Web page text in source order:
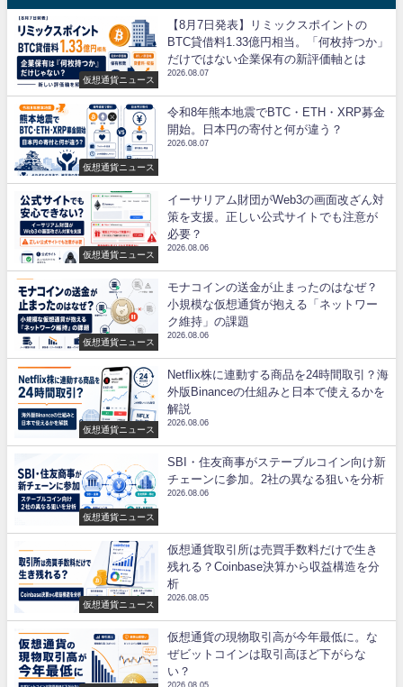
仮想通貨ニュース
【8月7日発表】リミックスポイントの
BTC貸借料1.33億円相当。「何枚持つか」
だけではない企業保有の新評価軸とは
2026.08.07
仮想通貨ニュース
令和8年熊本地震でBTC・ETH・XRP募金
開始。日本円の寄付と何が違う？
2026.08.07
仮想通貨ニュース
イーサリアム財団がWeb3の画面改ざん対
策を支援。正しい公式サイトでも注意が
必要？
2026.08.06
仮想通貨ニュース
モナコインの送金が止まったのはなぜ？
小規模な仮想通貨が抱える「ネットワー
ク維持」の課題
2026.08.06
仮想通貨ニュース
Netflix株に連動する商品を24時間取引？海
外版Binanceの仕組みと日本で使えるかを
解説
2026.08.06
仮想通貨ニュース
SBI・住友商事がステーブルコイン向け新
チェーンに参加。2社の異なる狙いを分析
2026.08.06
仮想通貨ニュース
仮想通貨取引所は売買手数料だけで生き
残れる？Coinbase決算から収益構造を分
析
2026.08.05
仮想通貨の現物取引高が今年最低に。な
ぜビットコインは取引高ほど下がらな
い？